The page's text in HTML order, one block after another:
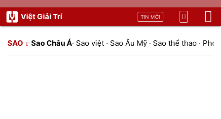
Việt Giải Trí TIN MỚI
SAO Sao Châu Á· Sao việt · Sao Âu Mỹ · Sao thể thao ·